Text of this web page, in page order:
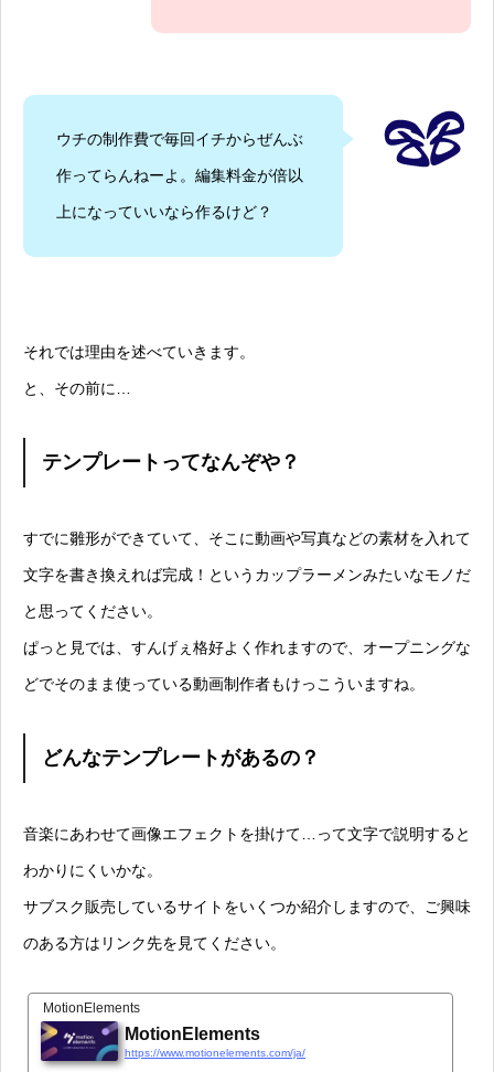
ウチの制作費で毎回イチからぜんぶ
作ってらんねーよ。編集料金が倍以
上になっていいなら作るけど？
それでは理由を述べていきます。
と、その前に…
テンプレートってなんぞや？
すでに雛形ができていて、そこに動画や写真などの素材を入れて
文字を書き換えれば完成！というカップラーメンみたいなモノだ
と思ってください。
ぱっと見では、すんげぇ格好よく作れますので、オープニングな
どでそのまま使っている動画制作者もけっこういますね。
どんなテンプレートがあるの？
音楽にあわせて画像エフェクトを掛けて…って文字で説明すると
わかりにくいかな。
サブスク販売しているサイトをいくつか紹介しますので、ご興味
のある方はリンク先を見てください。
MotionElements
MotionElements
https://www.motionelements.com/ja/